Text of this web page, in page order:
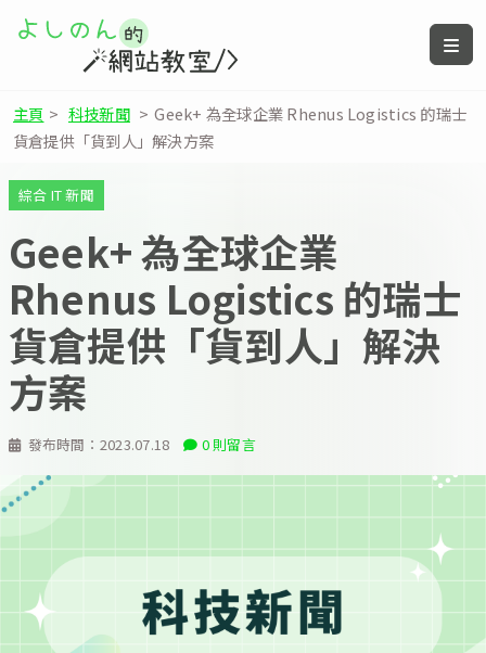
主頁 > 科技新聞 > Geek+ 為全球企業 Rhenus Logistics 的瑞士
貨倉提供「貨到人」解決方案
發布時間： 2023.07.18 0 則留言
綜合 IT 新聞
Geek+ 為全球企業
Rhenus Logistics 的瑞士
貨倉提供「貨到人」解決
方案